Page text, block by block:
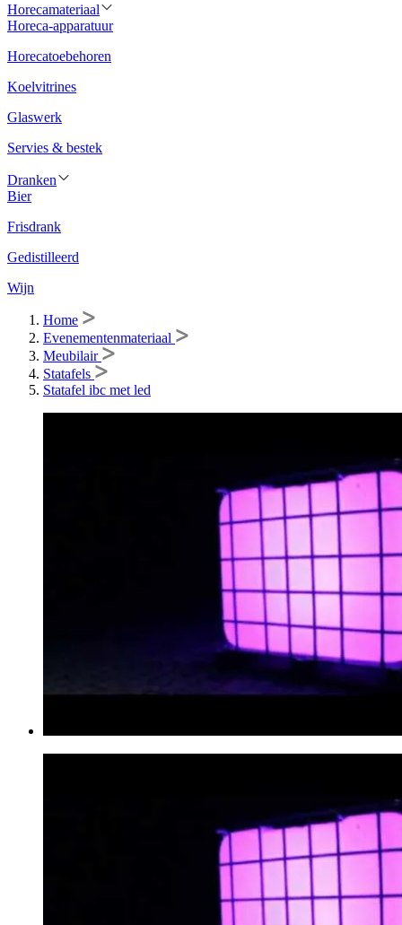
Horecamateriaal
Horeca-apparatuur
Horecatoebehoren
Koelvitrines
Glaswerk
Servies & bestek
Dranken
Bier
Frisdrank
Gedistilleerd
Wijn
Home
Evenementenmateriaal
Meubilair
Statafels
Statafel ibc met led